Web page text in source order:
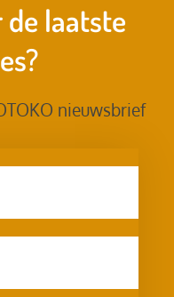
de laatste
nieuwsbrief